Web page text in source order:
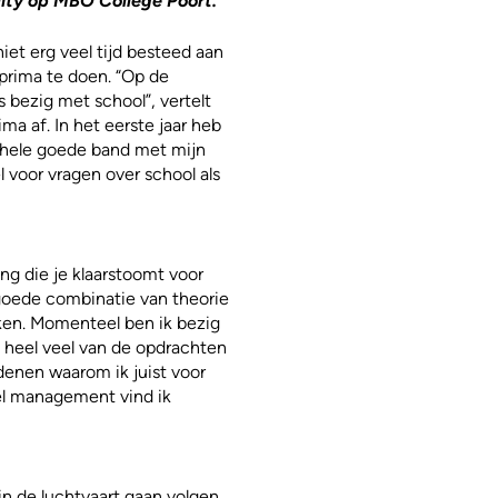
erg veel tijd besteed aan
te doen. “Op de
bezig met school”, vertelt
af. In het eerste jaar heb
goede band met mijn
vragen over school als
die je klaarstoomt voor
combinatie van theorie
Momenteel ben ik bezig
veel van de opdrachten
waarom ik juist voor
management vind ik